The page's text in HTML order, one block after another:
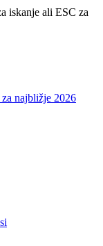
iskanje ali ESC za
najbližje 2026